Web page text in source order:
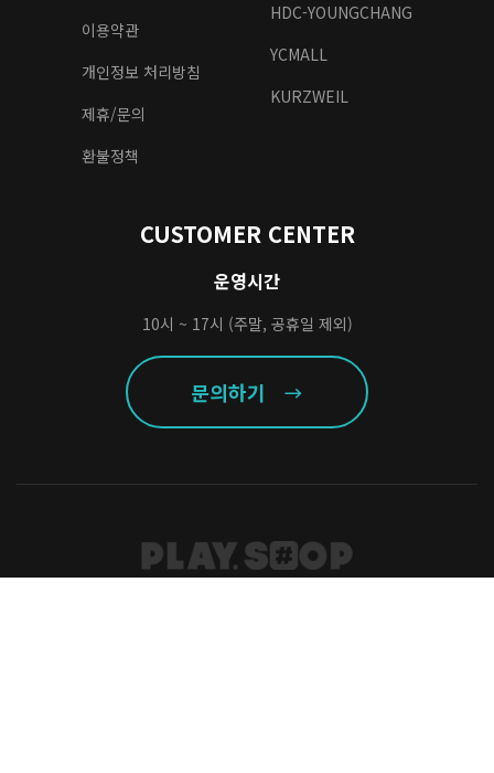
이용약관
개인정보 처리방침
제휴/문의
환불정책
HDC-YOUNGCHANG
YCMALL
KURZWEIL
CUSTOMER CENTER
운영시간
10시 ~ 17시 (주말, 공휴일 제외)
문의하기